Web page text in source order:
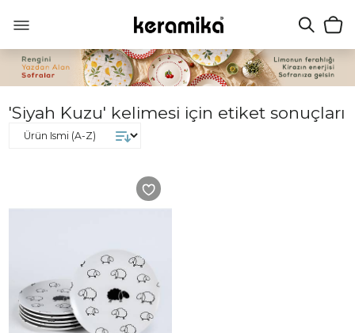
'Siyah Kuzu' kelimesi için etiket sonuçları